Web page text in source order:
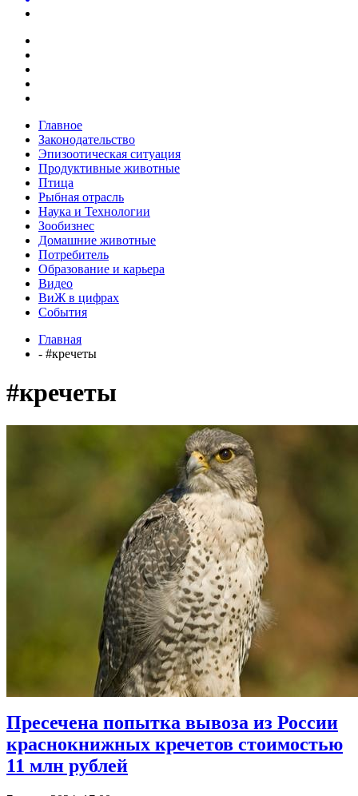
Главное
Законодательство
Эпизоотическая ситуация
Продуктивные животные
Птица
Рыбная отрасль
Наука и Технологии
Зообизнес
Домашние животные
Потребитель
Образование и карьера
Видео
ВиЖ в цифрах
События
Главная
- #кречеты
#кречеты
Пресечена попытка вывоза из России
краснокнижных кречетов стоимостью
11 млн рублей